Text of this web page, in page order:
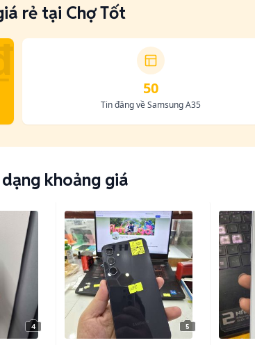
rẻ tại Chợ Tốt
₫
50
Tin đăng về Samsung A35
khoảng giá
4 5